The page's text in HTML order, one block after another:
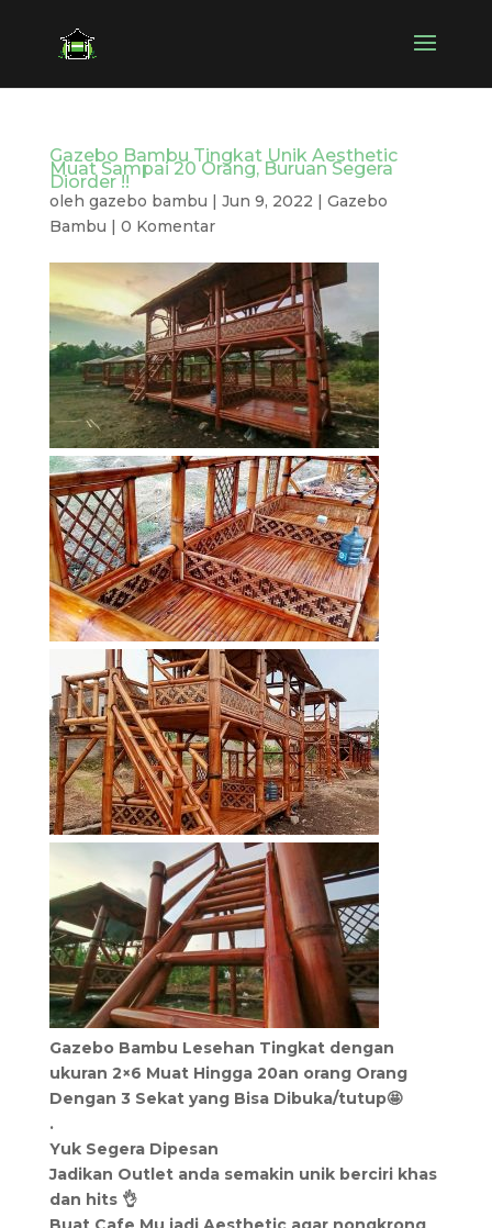
Gazebo Bambu Tingkat Unik Aesthetic
Muat Sampai 20 Orang, Buruan Segera
Diorder !!
oleh gazebo bambu | Jun 9, 2022 | Gazebo
Bambu | 0 Komentar
Gazebo Bambu Lesehan Tingkat dengan
ukuran 2×6 Muat Hingga 20an orang Orang
Dengan 3 Sekat yang Bisa Dibuka/tutup🤩
.
Yuk Segera Dipesan
Jadikan Outlet anda semakin unik berciri khas
dan hits 👌